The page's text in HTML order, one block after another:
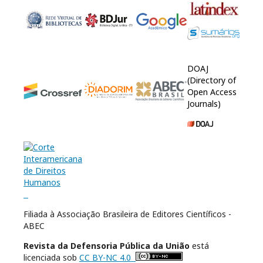
DOAJ
(Directory of
Open Access
Journals)
Filiada à Associação Brasileira de Editores Científicos -
ABEC
Revista da Defensoria Pública da União está
licenciada sob CC BY-NC 4.0